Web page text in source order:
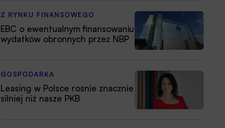
Z RYNKU FINANSOWEGO
EBC o ewentualnym finansowaniu
wydatków obronnych przez NBP
GOSPODARKA
Leasing w Polsce rośnie znacznie
silniej niż nasze PKB